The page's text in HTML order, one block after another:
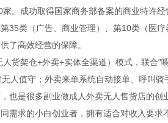
。成功取得国家商务部备案的商业特许
35类（广告、商业管理）、第10类（医
了高效经营的保障。
货架仓+外卖+实体全渠道）模式，联合"
人值守；外卖来单系统自动接单、呼叫
也是很多副业做成人外卖无人售货店的创
需求的小白创业者，拥有适合对收入要